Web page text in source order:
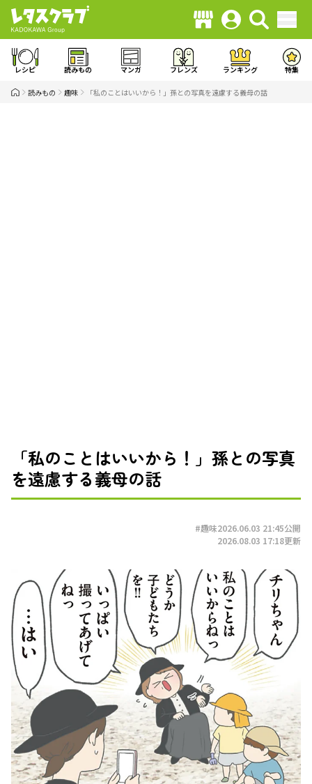
レシピ 読みもの マンガ フレンズ ランキング 特集
読みもの 趣味 「私のことはいいから！」孫との写真を遠慮する義母の話
「私のことはいいから！」孫との写真
を遠慮する義母の話
#趣味2026.06.03 21:45公開
2026.08.03 17:18更新